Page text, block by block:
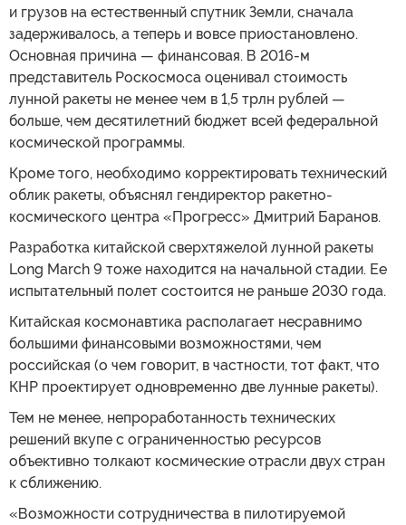
и грузов на естественный спутник Земли, сначала
задерживалось, а теперь и вовсе приостановлено.
Основная причина — финансовая. В 2016-м
представитель Роскосмоса оценивал стоимость
лунной ракеты не менее чем в 1,5 трлн рублей —
больше, чем десятилетний бюджет всей федеральной
космической программы.
Кроме того, необходимо корректировать технический
облик ракеты, объяснял гендиректор ракетно-
космического центра «Прогресс» Дмитрий Баранов.
Разработка китайской сверхтяжелой лунной ракеты
Long March 9 тоже находится на начальной стадии. Ее
испытательный полет состоится не раньше 2030 года.
Китайская космонавтика располагает несравнимо
большими финансовыми возможностями, чем
российская (о чем говорит, в частности, тот факт, что
КНР проектирует одновременно две лунные ракеты).
Тем не менее, непроработанность технических
решений вкупе с ограниченностью ресурсов
объективно толкают космические отрасли двух стран
к сближению.
«Возможности сотрудничества в пилотируемой